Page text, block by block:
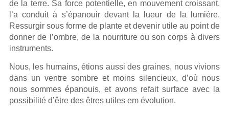
de la terre. Sa force potentielle, en mouvement croissant,
l’a conduit à s’épanouir devant la lueur de la lumière.
Ressurgir sous forme de plante et devenir utile au point de
donner de l’ombre, de la nourriture ou son corps à divers
instruments.
Nous, les humains, étions aussi des graines, nous vivions
dans un ventre sombre et moins silencieux, d’où nous
nous sommes épanouis, et avons refait surface avec la
possibilité d’être des êtres utiles em évolution.